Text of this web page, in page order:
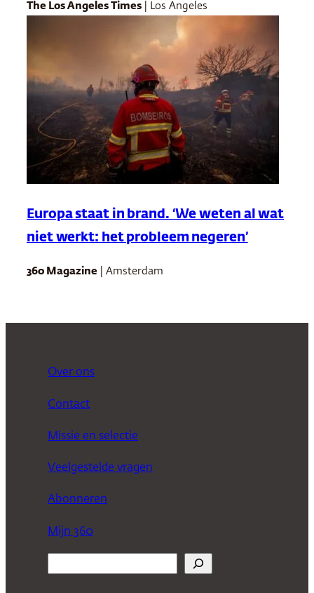
The Los Angeles Times | Los Angeles
Europa staat in brand. ‘We weten al wat
niet werkt: het probleem negeren’
360 Magazine | Amsterdam
Over ons
Contact
Missie en selectie
Veelgestelde vragen
Abonneren
Mijn 360